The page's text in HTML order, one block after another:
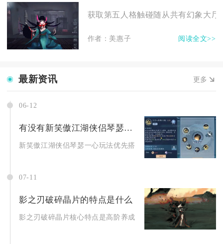
获取第五人格触碰随从共有幻象大
作者：美惠子 阅读全文>>
最新资讯 更多
06-12
有没有新笑傲江湖侠侣琴瑟一心攻略推荐
新笑傲江湖侠侣琴瑟一心玩法优先搭配高共鸣度侠侣组合，通
07-11
影之刃破碎晶片的特点是什么
影之刃破碎晶片核心特点是高阶养成突破专属材料，兼具稀缺